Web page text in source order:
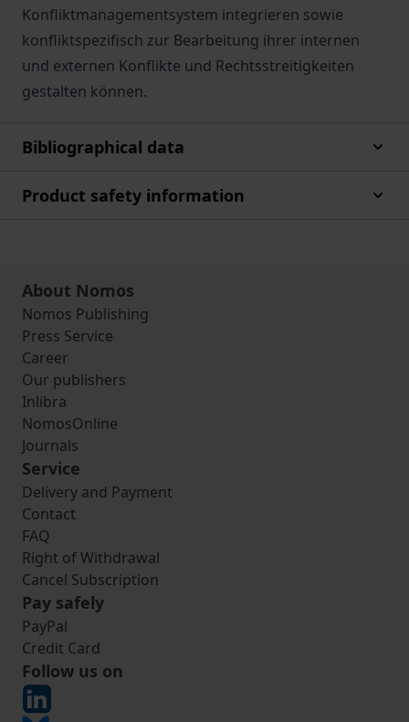
Konfliktmanagementsystem integrieren sowie
konfliktspezifisch zur Bearbeitung ihrer internen
und externen Konflikte und Rechtsstreitigkeiten
gestalten können.
Bibliographical data
Product safety information
About Nomos
Nomos Publishing
Press Service
Career
Our publishers
Inlibra
NomosOnline
Journals
Service
Delivery and Payment
Contact
FAQ
Right of Withdrawal
Cancel Subscription
Pay safely
PayPal
Credit Card
Follow us on